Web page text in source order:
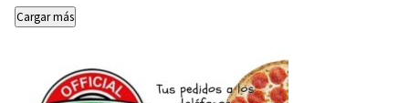
Cargar más